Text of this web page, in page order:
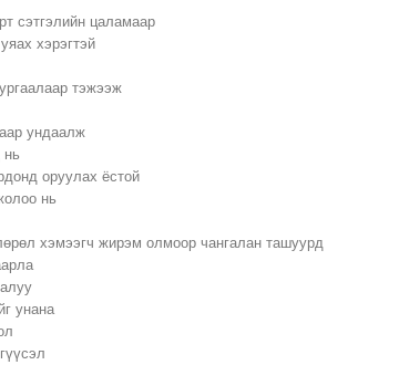
сэтгэлийн цаламаар
хэрэгтэй
тэжээж
ундаалж
нь
оруулах ёстой
нь
хэмээгч жирэм олмоор чангалан ташуурд
унана